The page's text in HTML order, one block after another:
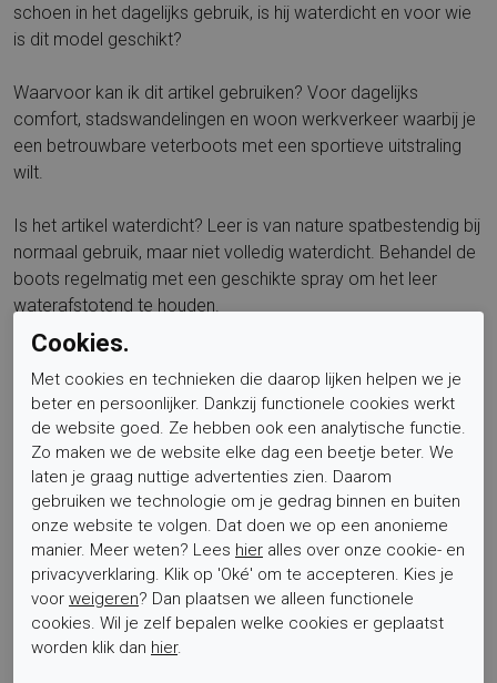
schoen in het dagelijks gebruik, is hij waterdicht en voor wie
is dit model geschikt?
Waarvoor kan ik dit artikel gebruiken? Voor dagelijks
comfort, stadswandelingen en woon werkverkeer waarbij je
een betrouwbare veterboots met een sportieve uitstraling
wilt.
Is het artikel waterdicht? Leer is van nature spatbestendig bij
normaal gebruik, maar niet volledig waterdicht. Behandel de
boots regelmatig met een geschikte spray om het leer
waterafstotend te houden.
Voor wie is dit product geschikt? Voor dames die een
comfortabele en stijlvolle leren veterboots zoeken met veel
draaggemak.
Voor welke voetbreedte is de schoen geschikt? De
wijdtemaat G is bedoeld voor een normale breedte voet en
biedt een prettige, niet te smalle pasvorm.
Is het voetbed uitneembaar? Ja, het voetbed is
verwisselbaar zodat je probleemloos eigen inlegzolen kunt
gebruiken.
Cookies.
Met cookies en technieken die daarop lijken helpen we je
beter en persoonlijker. Dankzij functionele cookies werkt
de website goed. Ze hebben ook een analytische functie.
Zo maken we de website elke dag een beetje beter. We
laten je graag nuttige advertenties zien. Daarom
gebruiken we technologie om je gedrag binnen en buiten
onze website te volgen. Dat doen we op een anonieme
manier. Meer weten? Lees hier alles over onze cookie- en
privacyverklaring. Klik op 'Oké' om te accepteren. Kies je
voor weigeren? Dan plaatsen we alleen functionele
cookies. Wil je zelf bepalen welke cookies er geplaatst
worden klik dan hier.